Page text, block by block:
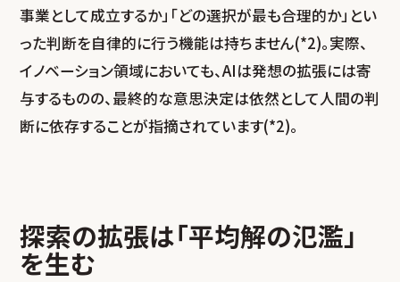
事業として成立するか」「どの選択が最も合理的か」とい
った判断を自律的に行う機能は持ちません(*2)。実際、
イノベーション領域においても、AIは発想の拡張には寄
与するものの、最終的な意思決定は依然として人間の判
断に依存することが指摘されています(*2)。
探索の拡張は「平均解の氾濫」
を生む